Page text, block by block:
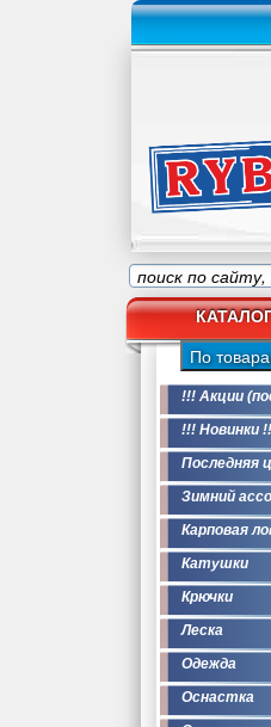
По
!!! Акции
!!! Новинки
Последняя
Зимний
Карповая
Катушки
Крючки
Леска
Одежда
Оснастка